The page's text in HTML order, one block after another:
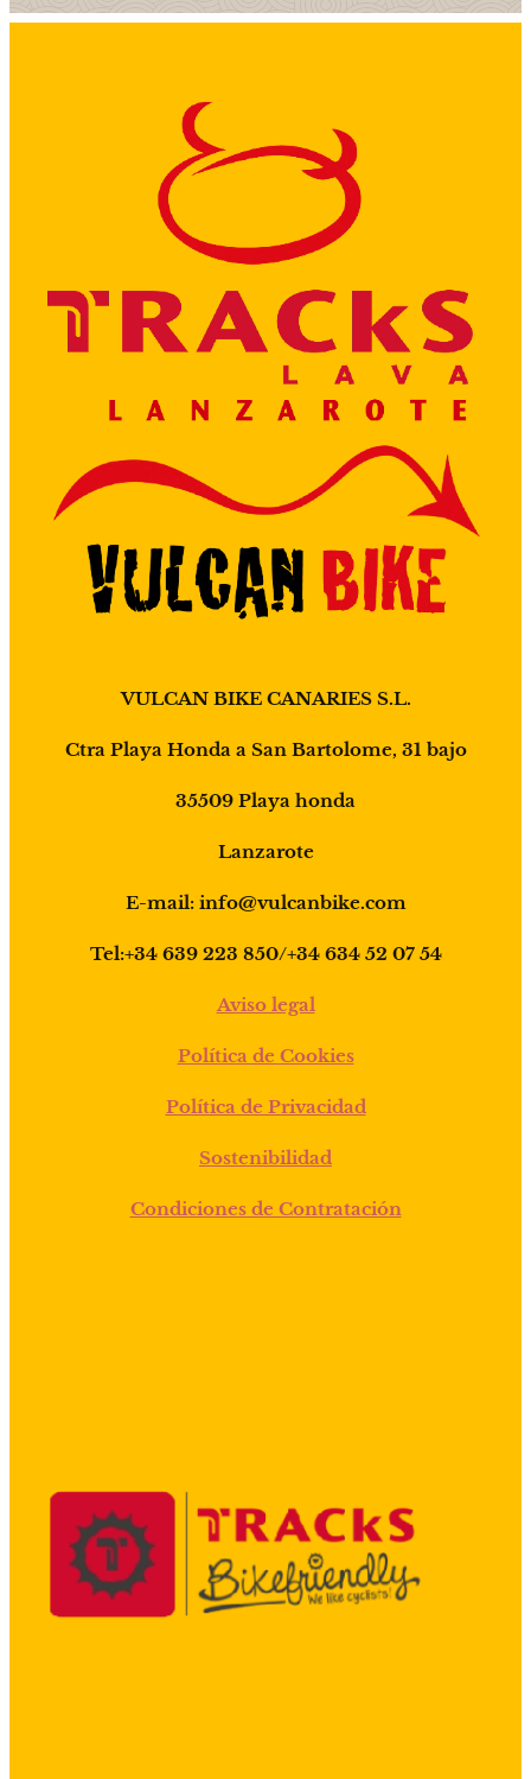
VULCAN BIKE CANARIES S.L.
Ctra Playa Honda a San Bartolome, 31 bajo
35509 Playa honda
Lanzarote
E-mail: info@vulcanbike.com
Tel:+34 639 223 850/+34 634 52 07 54
Aviso legal
Política de Cookies
Política de Privacidad
Sostenibilidad
Condiciones de Contratación